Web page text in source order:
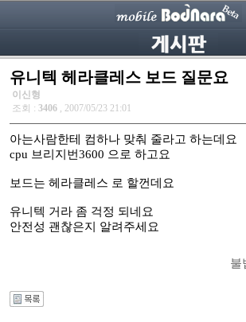
유니텍 헤라클레스 보드 질문요
이신형
조회 : 3406 , 2007/05/23 21:01
아는사람한테 컴하나 맞춰 줄라고 하는데요
cpu 브리지번3600 으로 하고요
보드는 헤라클레스 로 할껀데요
유니텍 거라 좀 걱정 되네요
안전성 괜찮은지 알려주세요
불